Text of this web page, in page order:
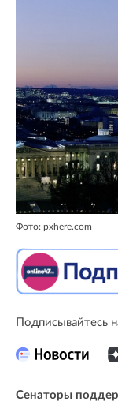
Фото: pxhere.com
Подписывайтесь
Сенаторы